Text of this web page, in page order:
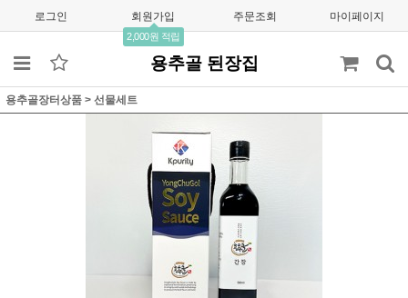
로그인 회원가입
2,000원 적립
주문조회 마이페이지
용추골 된장집
용추골장터상품 > 선물세트